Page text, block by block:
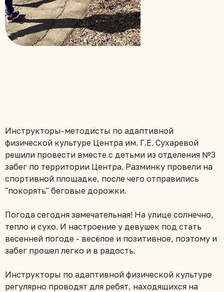
Инструкторы-методисты по адаптивной
физической культуре Центра им. Г.Е. Сухаревой
решили провести вместе с детьми из отделения №3
забег по территории Центра. Разминку провели на
спортивной площадке, после чего отправились
"покорять" беговые дорожки.
Погода сегодня замечательная! На улице солнечно,
тепло и сухо. И настроение у девушек под стать
весенней погоде - весёлое и позитивное, поэтому и
забег прошел легко и в радость.
Инструкторы по адаптивной физической культуре
регулярно проводят для ребят, находящихся на